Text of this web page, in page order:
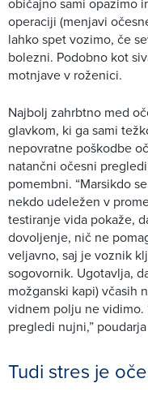
operaciji (menjavi
lahko spet vozimo, če
bolezni. Podobno kot
motnjave v roženici.
Najbolj zahrbtno med
glavkom, ki ga sami
nepovratne poškodbe
natančni očesni
pomembni. “Marsikdo
nekdo udeležen v
testiranje vida pokaže,
dovoljenje, nič ne
veljavno, saj je voznik
sogovornik. Ugotavlja,
možganski kapi) včasih
vidnem polju ne vidimo.
pregledi nujni,”
Tudi stres je